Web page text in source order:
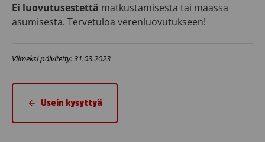
Ei luovutusestettä matkustamisesta tai maassa
asumisesta. Tervetuloa verenluovutukseen!
Viimeksi päivitetty: 31.03.2023
Usein kysyttyä